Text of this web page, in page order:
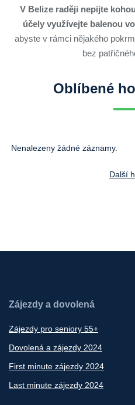
V Belize raději nepijte
účely využívejte balenou
abyste v rámci nějakého
bez
Oblíbené
Nenalezeny žádné záznamy.
Další
Zájezdy a dovolená
Zájezdy pro seniory 55+
Dovolená a zájezdy 2024
First minute zájezdy 2024
Last minute zájezdy 2024